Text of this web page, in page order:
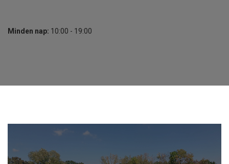
Minden nap: 10:00 - 19:00